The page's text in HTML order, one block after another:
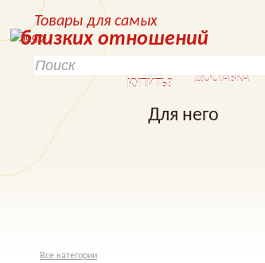
Товары для самых
близких отношений
КУПИТЬ?
ДОСТАВКА
Для него
Все категории